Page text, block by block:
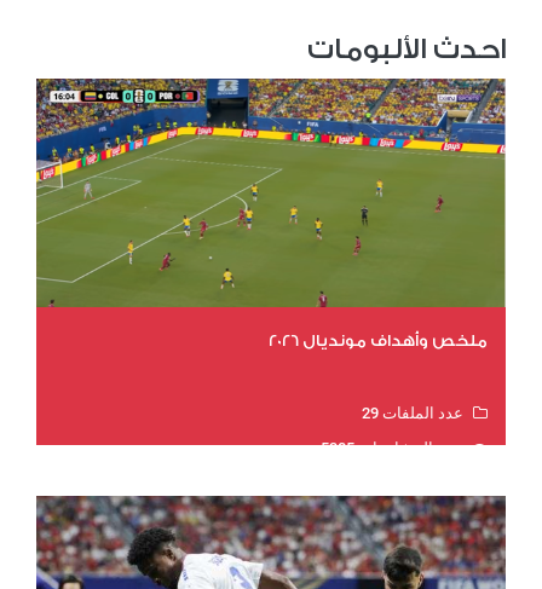
احدث الألبومات
ملخص وأهداف مونديال 2026
عدد الملفات 29
عدد المشاهدات 5385